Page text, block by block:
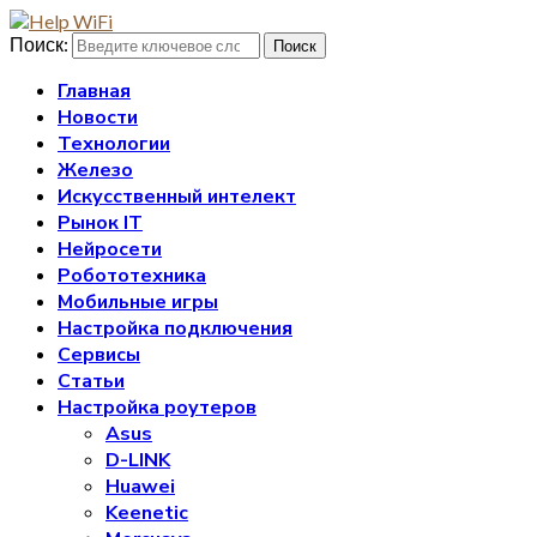
Поиск: Поиск
Главная
Новости
Технологии
Железо
Искусственный интелект
Рынок IT
Нейросети
Робототехника
Мобильные игры
Настройка подключения
Сервисы
Статьи
Настройка роутеров
Asus
D-LINK
Huawei
Keenetic